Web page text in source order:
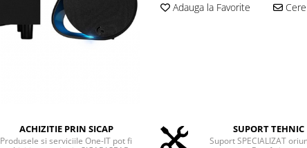
Adauga la Favorite
ACHIZITIE PRIN SICAP
Produsele si serviciile One-IT pot fi
SUPORT TEHNIC
Suport SPECIALIZAT